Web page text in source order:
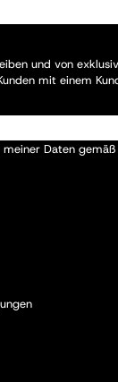
und von
mit einem
Daten